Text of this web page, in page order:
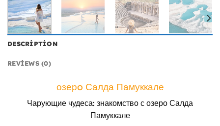
DESCRIPTION
REVIEWS (0)
озерo Салда Памуккале
Чарующие чудеса: знакомство с озеро Салда
Памуккале